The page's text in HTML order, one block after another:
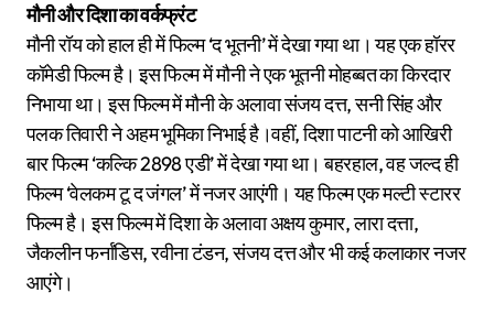
मौनी और दिशा का वर्कफ्रंट
मौनी रॉय को हाल ही में फिल्म ‘द भूतनी’ में देखा गया था। यह एक हॉरर
कॉमेडी फिल्म है। इस फिल्म में मौनी ने एक भूतनी मोहब्बत का किरदार
निभाया था। इस फिल्म में मौनी के अलावा संजय दत्त, सनी सिंह और
पलक तिवारी ने अहम भूमिका निभाई है।वहीं, दिशा पाटनी को आखिरी
बार फिल्म ‘कल्कि 2898 एडी’ में देखा गया था। बहरहाल, वह जल्द ही
फिल्म ‘वेलकम टू द जंगल’ में नजर आएंगी। यह फिल्म एक मल्टी स्टारर
फिल्म है। इस फिल्म में दिशा के अलावा अक्षय कुमार, लारा दत्ता,
जैकलीन फर्नांडिस, रवीना टंडन, संजय दत्त और भी कई कलाकार नजर
आएंगे।